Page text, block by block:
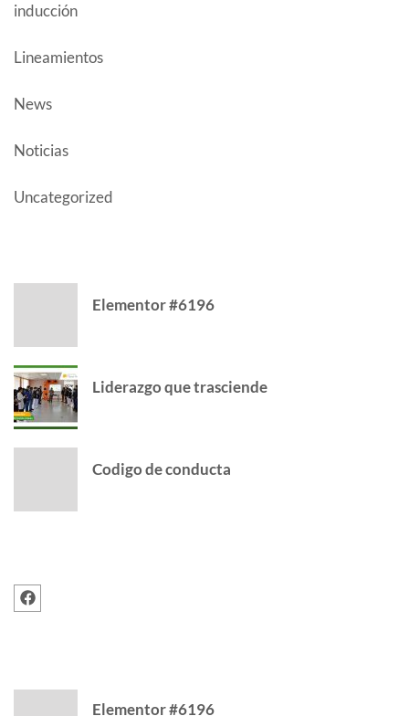
inducción
Lineamientos
News
Noticias
Uncategorized
Elementor #6196
Liderazgo que trasciende
Codigo de conducta
Elementor #6196